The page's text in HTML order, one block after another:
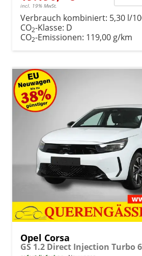
incl. 19% MwSt.
Verbrauch kombiniert: 5,30 l/
CO2-Klasse: D
CO2-Emissionen: 119,00 g/km
Opel Corsa
GS 1.2 Direct Injection Turbo